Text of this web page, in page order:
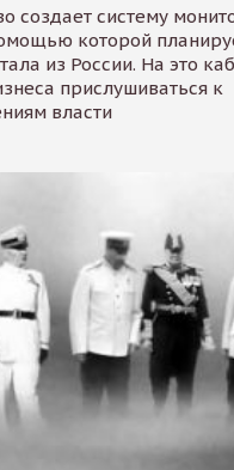
создает систему
которой
из России. На это
прислушиваться к
власти